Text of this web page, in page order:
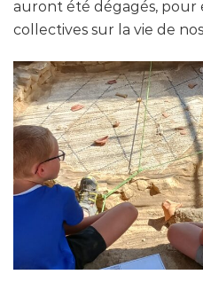
auront été dégagés, pour
collectives sur la vie de